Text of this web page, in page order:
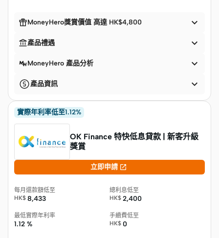
MoneyHero獎賞價值 高達 HK$4,800 
產品禮遇 
MoneyHero 產品分析 
產品資訊 
實際年利率低至1.12%
OK Finance 特快低息貸款 | 新客升級
獎賞
立即申請 
每月還款額低至
HK$ 8,433
總利息低至
HK$ 2,400
最低實際年利率
1.12 %
手續費低至
HK$ 0